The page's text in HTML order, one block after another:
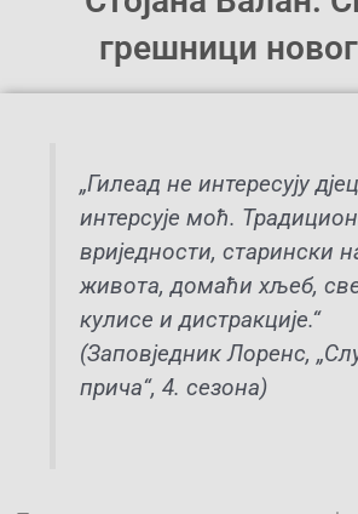
грешници
„Гилеад не интересују
интерсује моћ.
вриједности, старински
живота, домаћи хљеб,
кулисе и дистракције.“
(Заповједник Лоренс,
прича“, 4. сезона)